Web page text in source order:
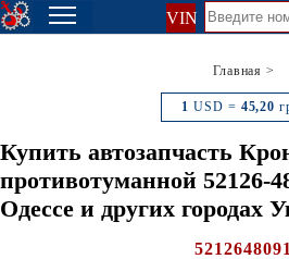
VIN
Главная >
1 USD = 45,20
Купить автозапчасть
противотуманной 52126-
Одессе и других городах
5212648091